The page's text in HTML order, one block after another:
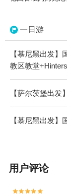
一日游
【慕尼黑出发
教区教堂
【萨尔茨堡出发
【慕尼黑出发
用户评论

